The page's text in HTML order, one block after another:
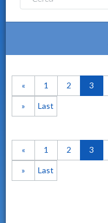
« 1 2 3
» Last
« 1 2 3
» Last